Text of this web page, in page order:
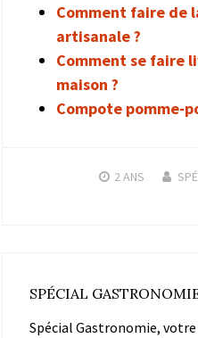
Comment faire de
artisanale ?
Comment se faire
maison ?
Compote pomme-
2 ANS
SPÉCIAL
Spécial Gastronomie,